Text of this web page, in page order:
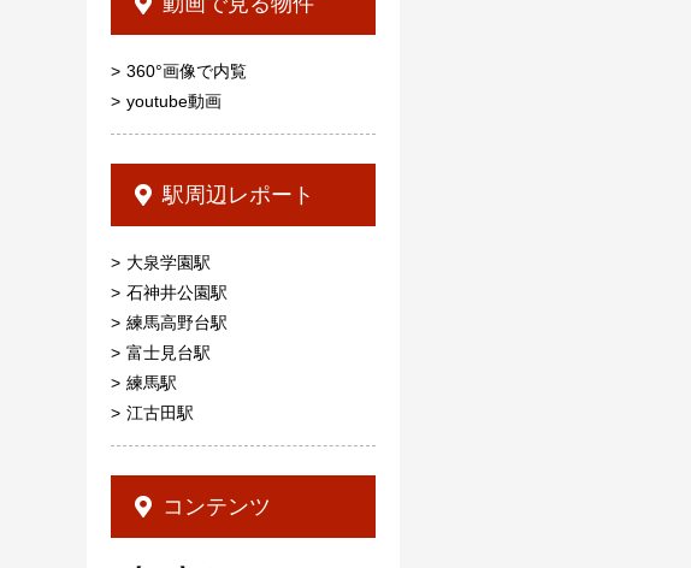
360°画像で内覧
youtube動画
駅周辺レポート
大泉学園駅
石神井公園駅
練馬高野台駅
富士見台駅
練馬駅
江古田駅
コンテンツ